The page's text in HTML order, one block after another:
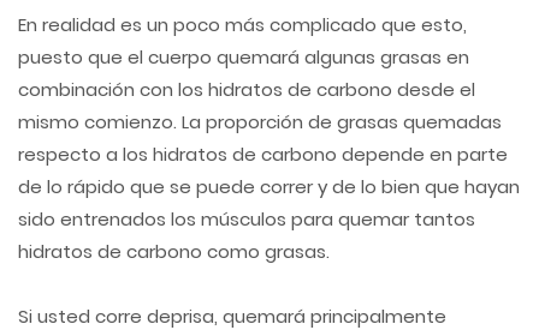
En realidad es un poco más complicado que esto,
puesto que el cuerpo quemará algunas grasas en
combinación con los hidratos de carbono desde el
mismo comienzo. La proporción de grasas quemadas
respecto a los hidratos de carbono depende en parte
de lo rápido que se puede correr y de lo bien que hayan
sido entrenados los músculos para quemar tantos
hidratos de carbono como grasas.
Si usted corre deprisa, quemará principalmente